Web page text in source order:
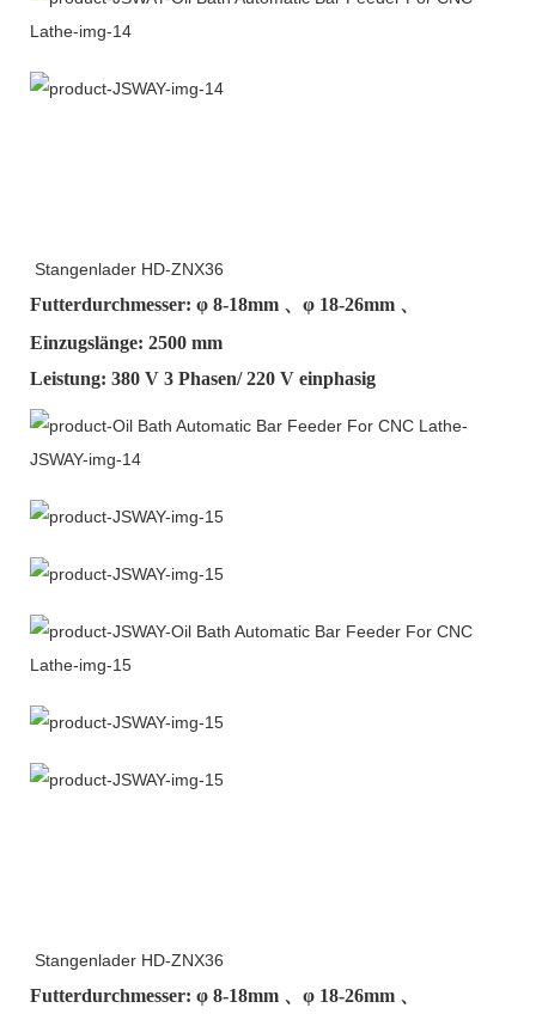
Stangenlader HD-ZNX36
Futterdurchmesser: φ 8-18mm 、φ 18-26mm 、
Einzugslänge: 2500 mm
Leistung: 380 V 3 Phasen/ 220 V einphasig
Stangenlader HD-ZNX36
Futterdurchmesser: φ 8-18mm 、φ 18-26mm 、